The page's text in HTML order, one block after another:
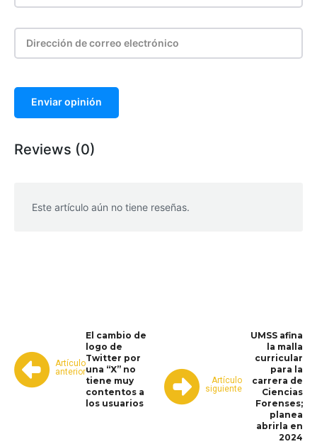
Enviar opinión
Reviews (0)
Este artículo aún no tiene reseñas.
Artículo
anterior
El cambio de
logo de
Twitter por
una “X” no
tiene muy
contentos a
los usuarios
Artículo
siguiente
UMSS afina
la malla
curricular
para la
carrera de
Ciencias
Forenses;
planea
abrirla en
2024